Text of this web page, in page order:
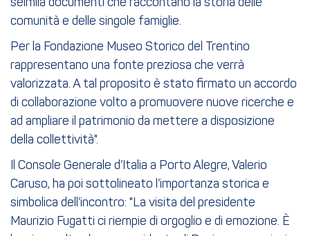
seimila documenti che raccontano la storia delle
comunità e delle singole famiglie.
Per la Fondazione Museo Storico del Trentino
rappresentano una fonte preziosa che verrà
valorizzata. A tal proposito è stato firmato un accordo
di collaborazione volto a promuovere nuove ricerche e
ad ampliare il patrimonio da mettere a disposizione
della collettività".
Il Console Generale d’Italia a Porto Alegre, Valerio
Caruso, ha poi sottolineato l’importanza storica e
simbolica dell’incontro: "La visita del presidente
Maurizio Fugatti ci riempie di orgoglio e di emozione. È